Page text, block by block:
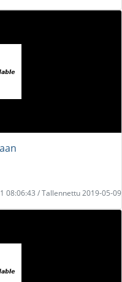
08:06:43 / Tallennettu 2019-05-09